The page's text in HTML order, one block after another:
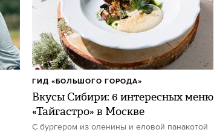
Вкусы Сибири: 6 интересных меню
«Тайгастро» в Москве
С бургером из оленины и еловой панакотой
ГИД «БОЛЬШОГО ГОРОДА»